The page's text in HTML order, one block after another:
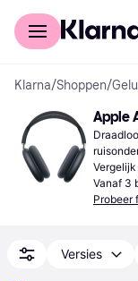
Voor shoppers
Klarna/Shoppen/
Apple
Vanaf 3
Probeer
Versies